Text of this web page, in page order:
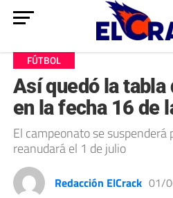
FÚTBOL
Así quedó la
en la fecha 16 de
El campeonato se suspenderá
reanudará el 1 de julio
Redacción ElCrack 01/